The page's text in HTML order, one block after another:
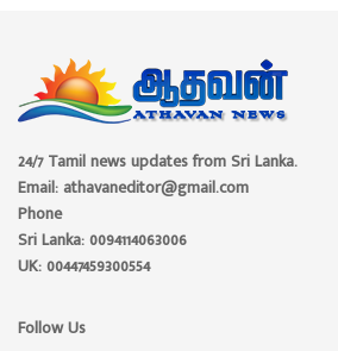
24/7 Tamil news updates from Sri Lanka.
Email: athavaneditor@gmail.com
Phone
Sri Lanka: 0094114063006
UK: 00447459300554
Follow Us